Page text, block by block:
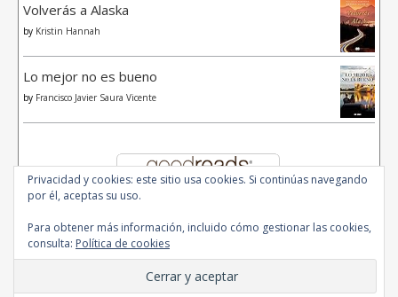
Volverás a Alaska
by Kristin Hannah
Lo mejor no es bueno
by Francisco Javier Saura Vicente
© 2020 - All Rights Reserved.
Ashe Tema de WP Royal
Privacidad y cookies: este sitio usa cookies. Si continúas navegando
por él, aceptas su uso.
Para obtener más información, incluido cómo gestionar las cookies,
consulta: Política de cookies